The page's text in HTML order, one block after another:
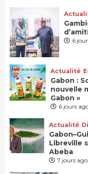
6
Actualité
Gabon :
nouvelle
Gabon »
6 jours
Actualité
Libreville
Abeba
7 jours ago